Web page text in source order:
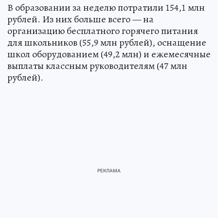
В образовании за неделю потратили 154,1 млн
рублей. Из них больше всего — на
организацию бесплатного горячего питания
для школьников (55,9 млн рублей), оснащение
школ оборудованием (49,2 млн) и ежемесячные
выплаты классным руководителям (47 млн
рублей).